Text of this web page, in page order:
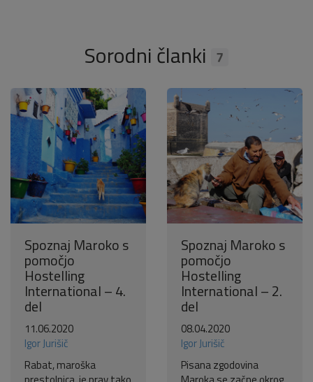
Sorodni članki 7
Spoznaj Maroko s
pomočjo
Hostelling
International – 4.
del
11.06.2020
Igor Jurišič
Rabat, maroška
Spoznaj Maroko s
pomočjo
Hostelling
International – 2.
del
08.04.2020
Igor Jurišič
Pisana zgodovina